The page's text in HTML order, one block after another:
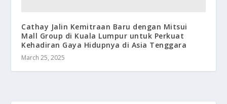
Cathay Jalin Kemitraan Baru dengan Mitsui
Mall Group di Kuala Lumpur untuk Perkuat
Kehadiran Gaya Hidupnya di Asia Tenggara
March 25, 2025